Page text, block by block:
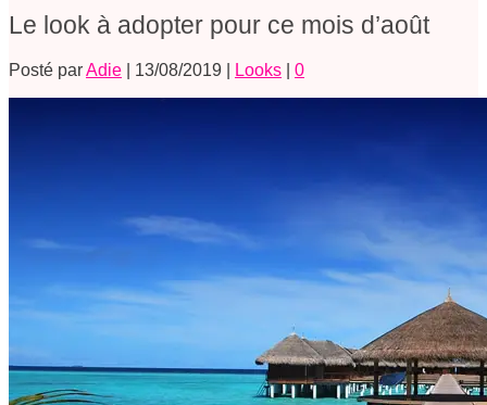
Le look à adopter pour ce mois d’août
Posté parAdie 13/08/2019 Looks 0